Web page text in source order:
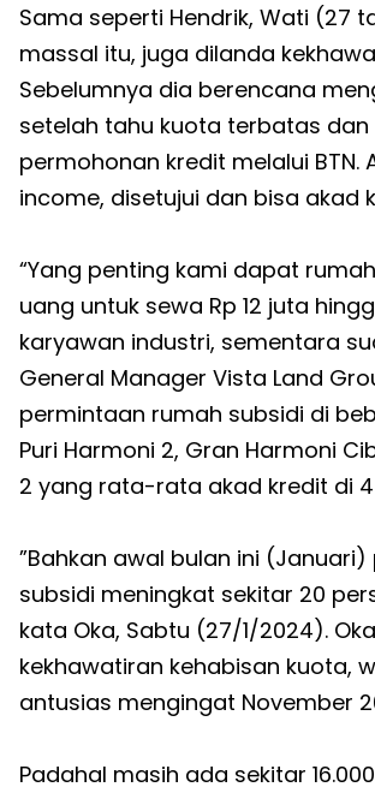
Sama seperti Hendrik, Wati (27
massal itu, juga dilanda
Sebelumnya dia berencana
setelah tahu kuota terbatas
permohonan kredit melalui
income, disetujui dan bisa akad
“Yang penting kami dapat
uang untuk sewa Rp 12 juta
karyawan industri, sementara
General Manager Vista Land
permintaan rumah subsidi di
Puri Harmoni 2, Gran Harmoni
2 yang rata-rata akad kredit di
”Bahkan awal bulan ini
subsidi meningkat sekitar 20
kata Oka, Sabtu (27/1/2024).
kekhawatiran kehabisan kuota,
antusias mengingat November
Padahal masih ada sekitar